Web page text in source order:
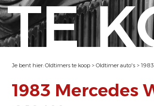
TE
Je bent hier: Oldtimers te koop > Oldtimer auto's >
1983 Mercedes